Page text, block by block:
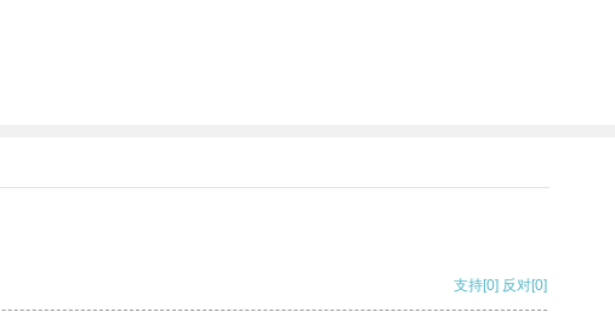
支持[0] 反对[0]